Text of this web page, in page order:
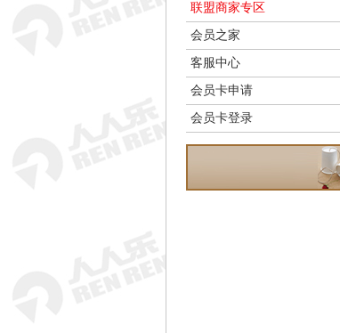
联盟商家专区
会员之家
客服中心
会员卡申请
会员卡登录